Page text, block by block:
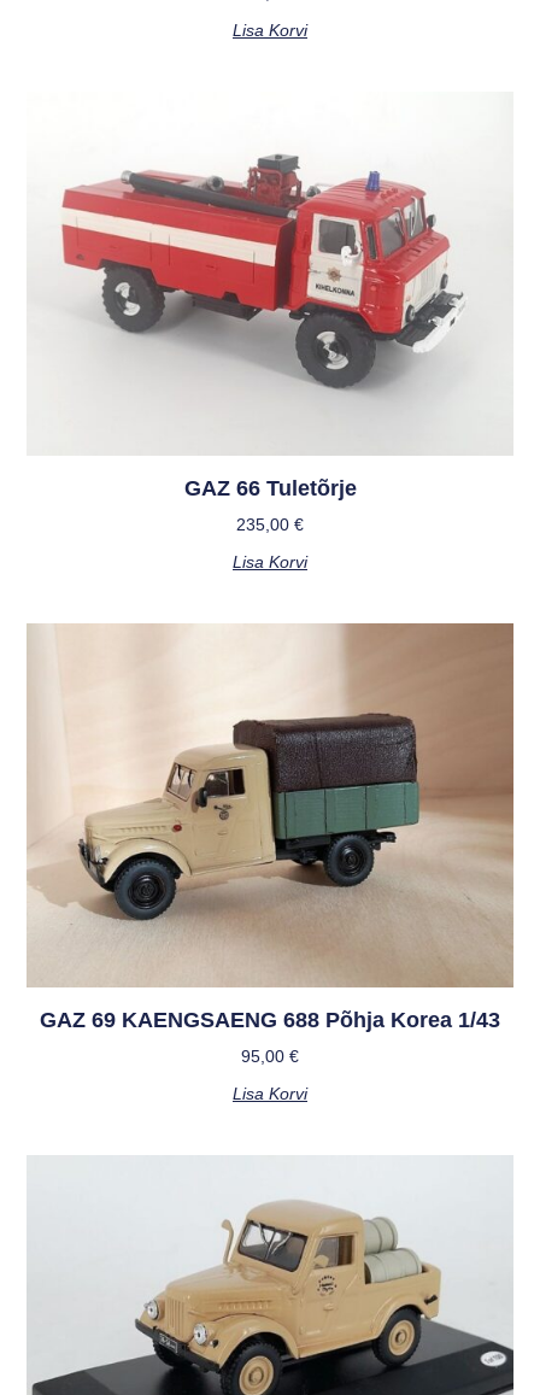
Lisa Korvi
GAZ 66 Tuletõrje
235,00 €
Lisa Korvi
GAZ 69 KAENGSAENG 688 Põhja Korea 1/43
95,00 €
Lisa Korvi